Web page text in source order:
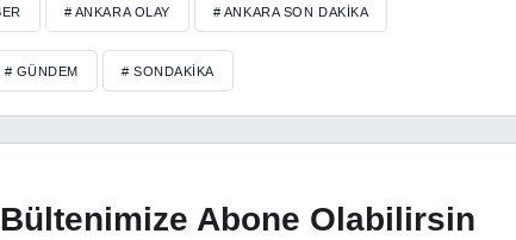
# ANKARA OLAY # ANKARA SON DAKIKA
# GÜNDEM # SONDAKIKA
Abone Olabilirsin